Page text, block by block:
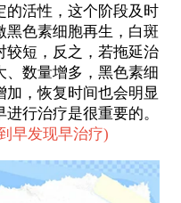
的活性，这个阶段及时
黑色素细胞再生，白斑
较短，反之，若拖延治
、数量增多，黑色素细
加，恢复时间也会明显
行治疗是很重要的。
早发现早治疗)